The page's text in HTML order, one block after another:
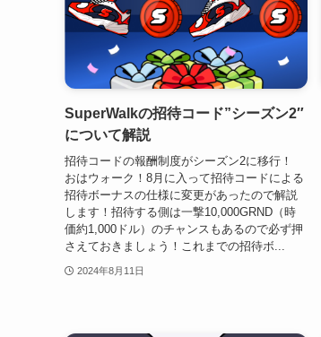
SuperWalkの招待コード”シーズン2″
について解説
招待コードの報酬制度がシーズン2に移行！
おはウォーク！8月に入って招待コードによる
招待ボーナスの仕様に変更があったので解説
します！招待する側は一撃10,000GRND（時
価約1,000ドル）のチャンスもあるので必ず押
さえておきましょう！これまでの招待ボ...
2024年8月11日